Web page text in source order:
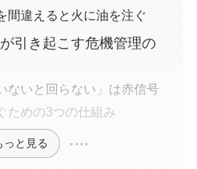
間違えると火に油を注ぐ
引き起こす危機管理の
ないと回らない」は赤信号
ための3つの仕組み
っと見る